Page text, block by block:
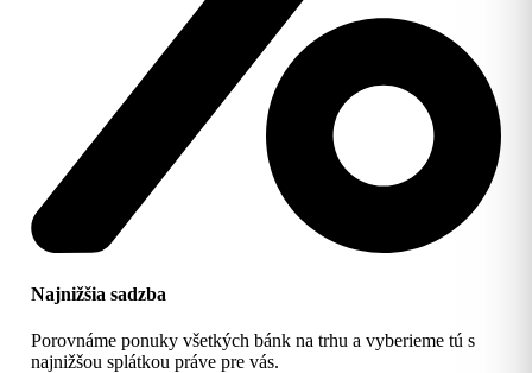
Najnižšia sadzba
Porovnáme ponuky všetkých bánk na trhu a vyberieme tú s
najnižšou splátkou práve pre vás.